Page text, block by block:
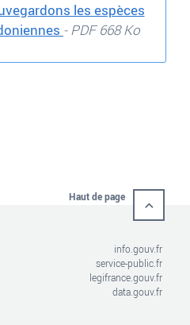
les espèces
- PDF 668 Ko
Haut de page
info.gouv.fr
service-public.fr
legifrance.gouv.fr
data.gouv.fr